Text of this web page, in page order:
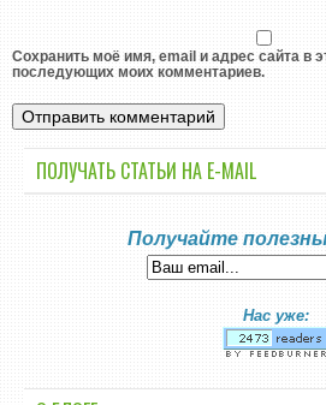
Сохранить моё имя, email и адрес сайта в
последующих моих комментариев.
ПОЛУЧАТЬ СТАТЬИ НА E-MАIL
Получайте
Нас уже: